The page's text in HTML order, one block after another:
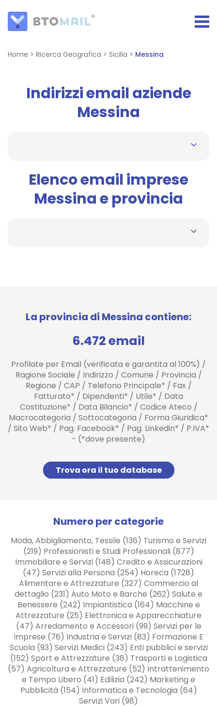
Home > Ricerca Geografica > Sicilia > Messina
Indirizzi email aziende
Messina
Elenco email imprese
Messina e provincia
La provincia di Messina contiene:
6.472 email
Profilate per Email (verificata e garantita al 100%) /
Ragione Sociale / Indirizzo / Comune / Provincia /
Regione / CAP / Telefono Principale* / Fax /
Fatturato* / Dipendenti* / Utile* / Data
Costituzione* / Data Bilancio* / Codice Ateco /
Macrocategoria / Sottocategoria / Forma Giuridica*
/ Sito Web* / Pag. Facebook* / Pag. Linkedin* / P.IVA*
- (*dove presente)
Trova ora il tuo database
Numero per categorie
Moda, Abbigliamento, Tessile (136) Turismo e Servizi
(219) Professionisti e Studi Professionali (877)
Immobiliare e Servizi (148) Credito e Assicurazioni
(47) Servizi alla Persona (254) Horeca (1728)
Alimentare e Attrezzature (327) Commercio al
dettaglio (231) Auto Moto e Barche (262) Salute e
Benessere (242) Impiantistica (164) Macchine e
Attrezzature (25) Elettronica e Apparecchiature
(47) Arredamento e Accessori (99) Servizi per le
imprese (76) Industria e Servizi (83) Formazione E
Scuola (93) Servizi Medici (243) Enti pubblici e servizi
(152) Sport e Attrezzature (38) Trasporti e Logistica
(57) Agricoltura e Attrezzature (52) Intrattenimento
e Tempo Libero (41) Edilizia (242) Marketing e
Pubblicità (154) Informatica e Tecnologia (64)
Servizi Vari (98)